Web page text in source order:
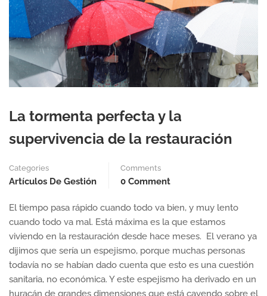
La tormenta perfecta y la
supervivencia de la restauración
Categories
Artículos De Gestión
Comments
0 Comment
El tiempo pasa rápido cuando todo va bien, y muy lento
cuando todo va mal. Está máxima es la que estamos
viviendo en la restauración desde hace meses. El verano ya
dijimos que sería un espejismo, porque muchas personas
todavía no se habían dado cuenta que esto es una cuestión
sanitaria, no económica. Y este espejismo ha derivado en un
huracán de grandes dimensiones que está cayendo sobre el